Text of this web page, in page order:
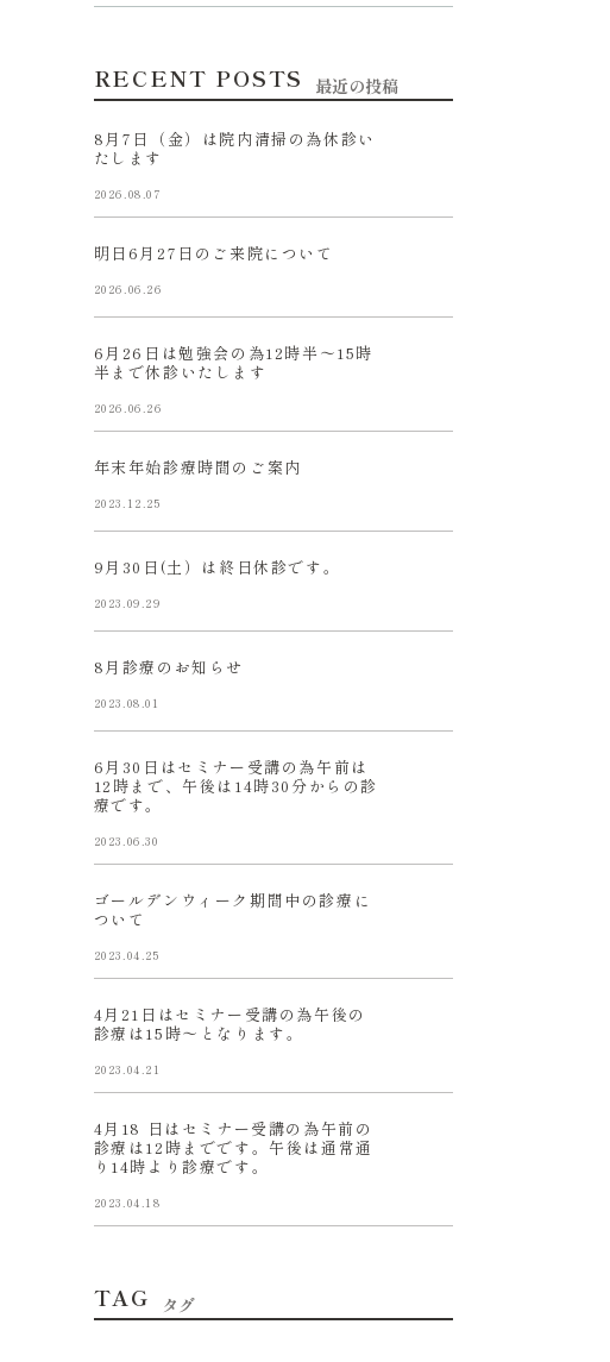
RECENT POSTS 最近の投稿
8月7日（金）は院内清掃の為休診い
たします
2026.08.07
明日6月27日のご来院について
2026.06.26
6月26日は勉強会の為12時半〜15時
半まで休診いたします
2026.06.26
年末年始診療時間のご案内
2023.12.25
9月30日(土）は終日休診です。
2023.09.29
8月診療のお知らせ
2023.08.01
6月30日はセミナー受講の為午前は
12時まで、午後は14時30分からの診
療です。
2023.06.30
ゴールデンウィーク期間中の診療に
ついて
2023.04.25
4月21日はセミナー受講の為午後の
診療は15時〜となります。
2023.04.21
4月18 日はセミナー受講の為午前の
診療は12時までです。午後は通常通
り14時より診療です。
2023.04.18
TAG タグ